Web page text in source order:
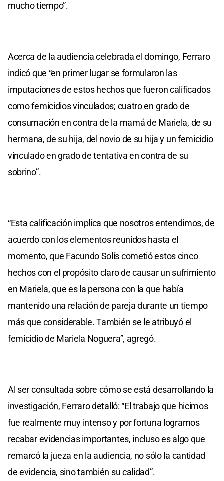
mucho tiempo”.
Acerca de la audiencia celebrada el domingo, Ferraro
indicó que “en primer lugar se formularon las
imputaciones de estos hechos que fueron calificados
como femicidios vinculados; cuatro en grado de
consumación en contra de la mamá de Mariela, de su
hermana, de su hija, del novio de su hija y un femicidio
vinculado en grado de tentativa en contra de su
sobrino”.
“Esta calificación implica que nosotros entendimos, de
acuerdo con los elementos reunidos hasta el
momento, que Facundo Solís cometió estos cinco
hechos con el propósito claro de causar un sufrimiento
en Mariela, que es la persona con la que había
mantenido una relación de pareja durante un tiempo
más que considerable. También se le atribuyó el
femicidio de Mariela Noguera”, agregó.
Al ser consultada sobre cómo se está desarrollando la
investigación, Ferraro detalló: “El trabajo que hicimos
fue realmente muy intenso y por fortuna logramos
recabar evidencias importantes, incluso es algo que
remarcó la jueza en la audiencia, no sólo la cantidad
de evidencia, sino también su calidad”.